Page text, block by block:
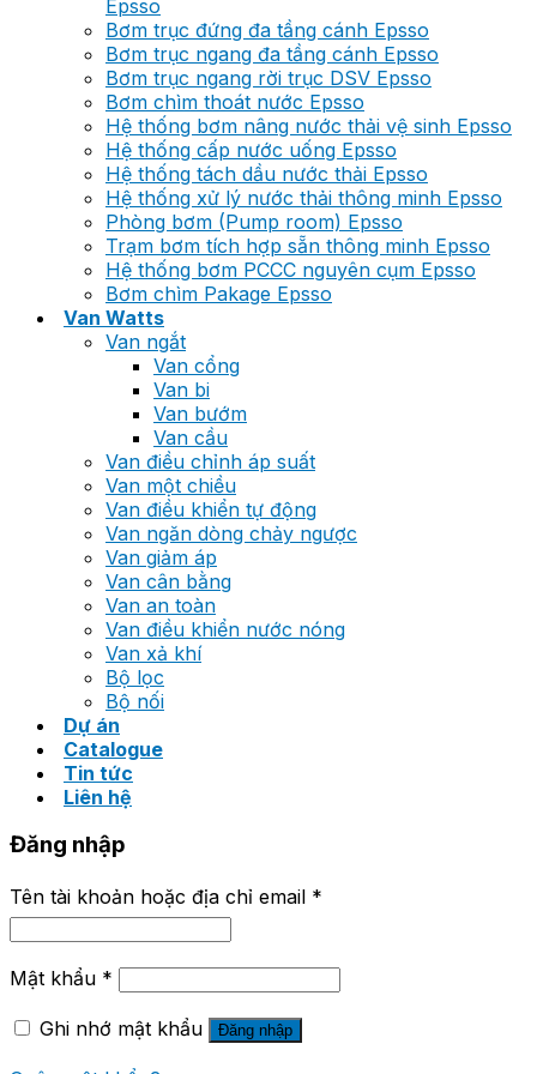
Epsso
Bơm trục đứng đa tầng cánh Epsso
Bơm trục ngang đa tầng cánh Epsso
Bơm trục ngang rời trục DSV Epsso
Bơm chìm thoát nước Epsso
Hệ thống bơm nâng nước thải vệ sinh Epsso
Hệ thống cấp nước uống Epsso
Hệ thống tách dầu nước thải Epsso
Hệ thống xử lý nước thải thông minh Epsso
Phòng bơm (Pump room) Epsso
Trạm bơm tích hợp sẵn thông minh Epsso
Hệ thống bơm PCCC nguyên cụm Epsso
Bơm chìm Pakage Epsso
Van Watts
Van ngắt
Van cổng
Van bi
Van bướm
Van cầu
Van điều chỉnh áp suất
Van một chiều
Van điều khiển tự động
Van ngăn dòng chảy ngược
Van giảm áp
Van cân bằng
Van an toàn
Van điều khiển nước nóng
Van xả khí
Bộ lọc
Bộ nối
Dự án
Catalogue
Tin tức
Liên hệ
Đăng nhập
Tên tài khoản hoặc địa chỉ email *
Mật khẩu *
Ghi nhớ mật khẩu Đăng nhập